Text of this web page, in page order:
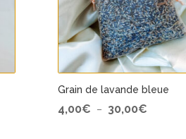
Grain de lavande bleue
4,00€ – 30,00€Plage